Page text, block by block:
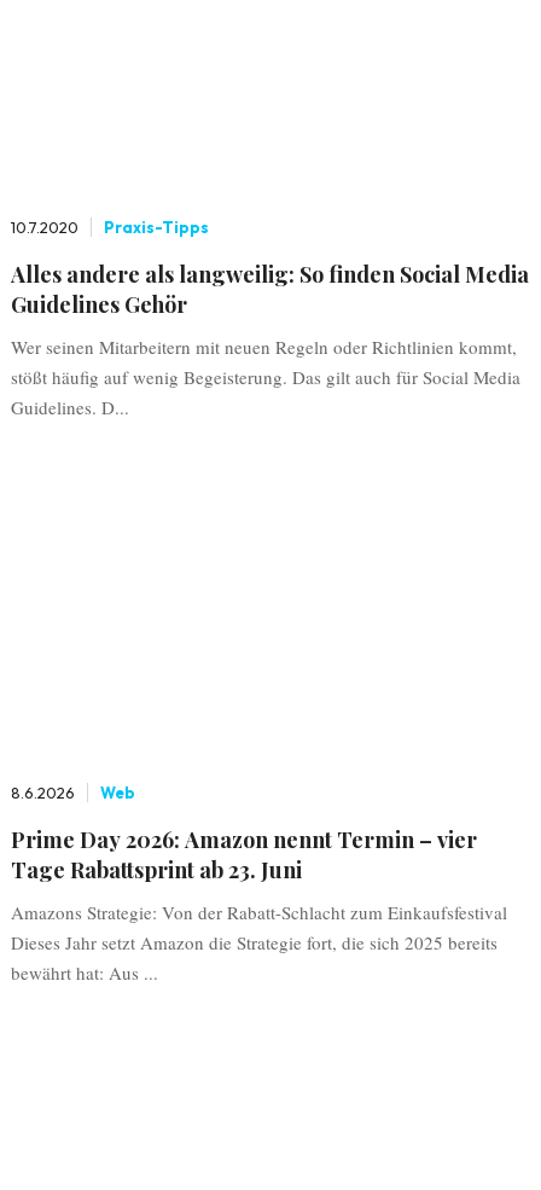
10.7.2020 Praxis-Tipps
Alles andere als langweilig: So finden Social Media
Guidelines Gehör
Wer seinen Mitarbeitern mit neuen Regeln oder Richtlinien kommt,
stößt häufig auf wenig Begeisterung. Das gilt auch für Social Media
Guidelines. D...
8.6.2026 Web
Prime Day 2026: Amazon nennt Termin – vier
Tage Rabattsprint ab 23. Juni
Amazons Strategie: Von der Rabatt-Schlacht zum Einkaufsfestival
Dieses Jahr setzt Amazon die Strategie fort, die sich 2025 bereits
bewährt hat: Aus ...